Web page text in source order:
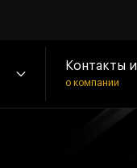
Контакты
о компании